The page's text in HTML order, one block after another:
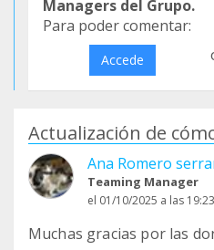
Managers del Grupo.
Para poder comentar:
Accede
Actualización de
Ana Romero
Teaming Manager
el 01/10/2025 a las
Muchas gracias por las